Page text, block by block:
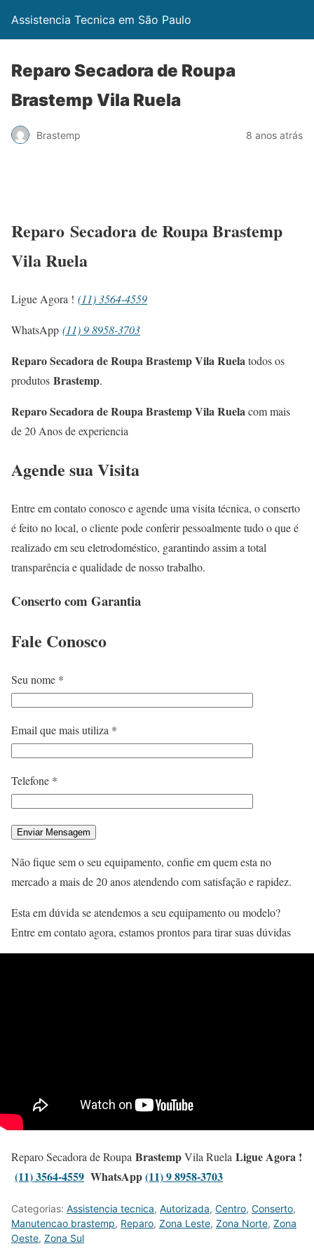
Assistencia Tecnica em São Paulo
Reparo Secadora de Roupa
Brastemp Vila Ruela
Brastemp 8 anos atrás
Reparo Secadora de Roupa Brastemp
Vila Ruela
Ligue Agora ! (11) 3564-4559
WhatsApp (11) 9 8958-3703
Reparo Secadora de Roupa Brastemp Vila Ruelatodos os
produtos Brastemp.
Reparo Secadora de Roupa Brastemp Vila Ruelacom mais
de 20 Anos de experiencia
Agende sua Visita
Entre em contato conosco e agende uma visita técnica, o conserto
é feito no local, o cliente pode conferir pessoalmente tudo o que é
realizado em seu eletrodoméstico, garantindo assim a total
transparência e qualidade de nosso trabalho.
Conserto com Garantia
Fale Conosco
Seu nome *
Email que mais utiliza *
Telefone *
Não fique sem o seu equipamento, confie em quem esta no
mercado a mais de 20 anos atendendo com satisfação e rapidez.
Esta em dúvida se atendemos a seu equipamento ou modelo?
Entre em contato agora, estamos prontos para tirar suas dúvidas
Reparo Secadora de Roupa BrastempVila Ruela Ligue Agora !
(11) 3564-4559 WhatsApp(11) 9 8958-3703
Categorias: Assistencia tecnica, Autorizada, Centro, Conserto,
Manutencao brastemp, Reparo, Zona Leste, Zona Norte, Zona
Oeste, Zona Sul